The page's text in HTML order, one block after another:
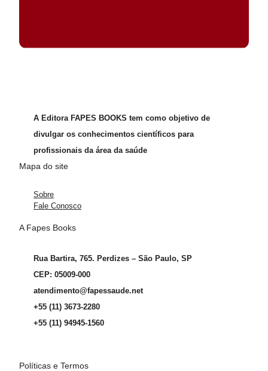
A Editora FAPES BOOKS tem como objetivo de
divulgar os conhecimentos científicos para
profissionais da área da saúde
Mapa do site
Sobre
Fale Conosco
A Fapes Books
Rua Bartira, 765. Perdizes – São Paulo, SP
CEP: 05009-000
atendimento@fapessaude.net
+55 (11) 3673-2280
+55 (11) 94945-1560
Políticas e Termos